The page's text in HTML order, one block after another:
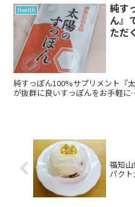
Health
純す
ん』
ただ
純すっぽん100%サプリメント『
が抜群に良いすっぽんをお手軽に
福知
パク